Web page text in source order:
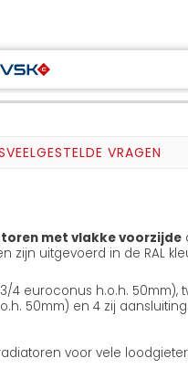
VEELGESTELDE VRAGEN
met vlakke voorzijde
uitgevoerd in de RAL
4 euroconus h.o.h. 50mm),
50mm) en 4 zij
voor vele